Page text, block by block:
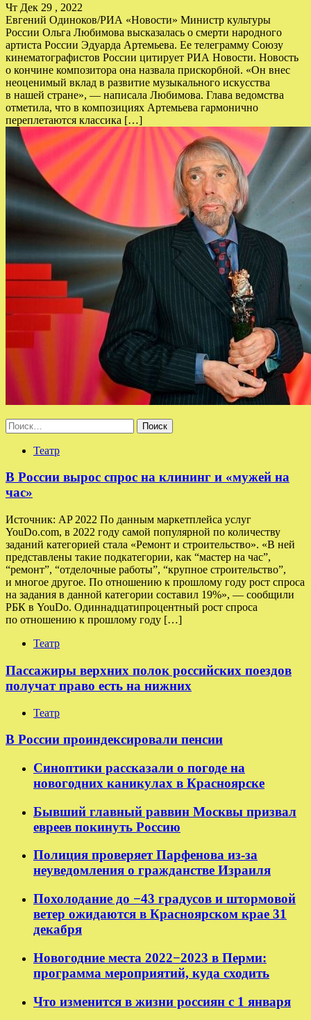
Чт Дек 29 , 2022
Евгений Одиноков/РИА «Новости» Министр культуры
России Ольга Любимова высказалась о смерти народного
артиста России Эдуарда Артемьева. Ее телеграмму Союзу
кинематографистов России цитирует РИА Новости. Новость
о кончине композитора она назвала прискорбной. «Он внес
неоценимый вклад в развитие музыкального искусства
в нашей стране», — написала Любимова. Глава ведомства
отметила, что в композициях Артемьева гармонично
переплетаются классика […]
Найти:
Театр
В России вырос спрос на клининг и «мужей на
час»
Источник: AP 2022 По данным маркетплейса услуг
YouDo.com, в 2022 году самой популярной по количеству
заданий категорией стала «Ремонт и строительство». «В ней
представлены такие подкатегории, как “мастер на час”,
“ремонт”, “отделочные работы”, “крупное строительство”,
и многое другое. По отношению к прошлому году рост спроса
на задания в данной категории составил 19%», — сообщили
РБК в YouDo. Одиннадцатипроцентный рост спроса
по отношению к прошлому году […]
Театр
Пассажиры верхних полок российских поездов
получат право есть на нижних
Театр
В России проиндексировали пенсии
Синоптики рассказали о погоде на
новогодних каникулах в Красноярске
Бывший главный раввин Москвы призвал
евреев покинуть Россию
Полиция проверяет Парфенова из-за
неуведомления о гражданстве Израиля
Похолодание до −43 градусов и штормовой
ветер ожидаются в Красноярском крае 31
декабря
Новогодние места 2022−2023 в Перми:
программа мероприятий, куда сходить
Что изменится в жизни россиян с 1 января